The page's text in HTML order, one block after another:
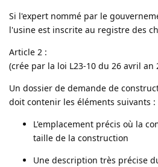
Si l'expert nommé par le
l'usine est inscrite au registre des
Article 2 :
(crée par la loi L23-10 du 26 avril an
Un dossier de demande de
doit contenir les éléments suivants :
L'emplacement précis où la
taille de la construction
Une description très précise